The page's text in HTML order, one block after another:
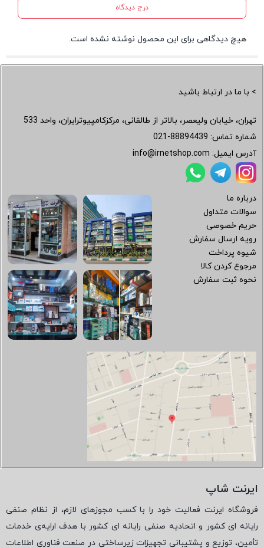
درج دیدگاه
هیچ دیدگاهی برای این محصول نوشته نشده است.
> با ما در ارتباط باشید
تهران، خیابان ولیعصر، بالاتر از طالقانی، مرکزکامپیوترایران، واحد 533
شماره تماس: 021-88894439
آدرس ایمیل: info@irnetshop.com
درباره ما
سوالات متداول
حریم خصوصی
رویه ارسال سفارش
شیوه پرداخت
مرجوع کردن کالا
نحوه ثبت سفارش
ایرنت شاپ
فروشگاه ایرنت فعالیت خود را با کسب مجوزهای لازم، از نظام صنفی
رایانه ای کشور و اتحادیه صنفی رایانه ای کشور با هدف ارایه‌ی خدمات
تأمین، توزیع و پشتیبانی تجهیزات زیرساختی در صنعت فناوری اطلاعات